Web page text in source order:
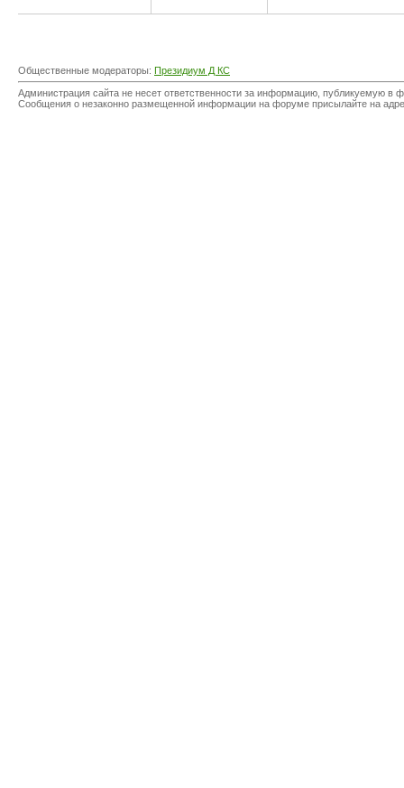
Общественные модераторы: Президиум Д КС
Администрация сайта не несет ответственности за информацию, публикуемую
Сообщения о незаконно размещенной информации на форуме присылайте на